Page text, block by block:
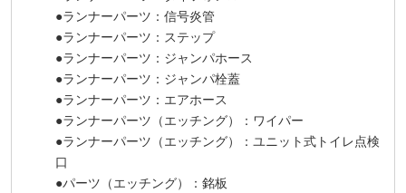
●ランナーパーツ：信号炎管
●ランナーパーツ：ステップ
●ランナーパーツ：ジャンパホース
●ランナーパーツ：ジャンパ栓蓋
●ランナーパーツ：エアホース
●ランナーパーツ（エッチング）：ワイパー
●ランナーパーツ（エッチング）：ユニット式トイレ点検
口
●パーツ（エッチング）：銘板